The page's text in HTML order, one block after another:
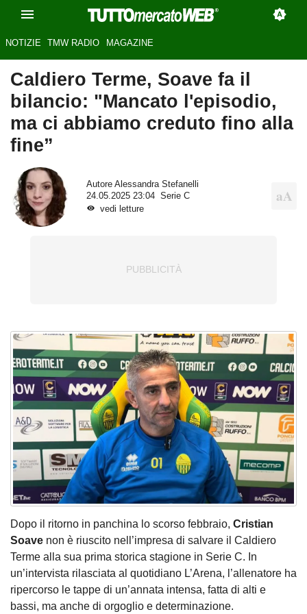
NOTIZIE TMW RADIO MAGAZINE
Caldiero Terme, Soave fa il
bilancio: "Mancato l'episodio,
ma ci abbiamo creduto fino alla
fine”
Autore Alessandra Stefanelli
24.05.2025 23:04
Serie C
vedi letture
Dopo il ritorno in panchina lo scorso febbraio, Cristian
Soave non è riuscito nell’impresa di salvare il Caldiero
Terme alla sua prima storica stagione in Serie C. In
un’intervista rilasciata al quotidiano L’Arena, l’allenatore ha
ripercorso le tappe di un’annata intensa, fatta di alti e
bassi, ma anche di orgoglio e determinazione.